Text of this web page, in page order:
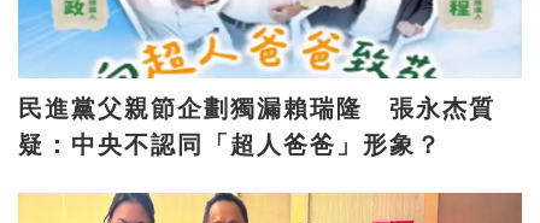
民進黨父親節企劃獨漏賴瑞隆 張永杰質
疑：中央不認同「超人爸爸」形象？